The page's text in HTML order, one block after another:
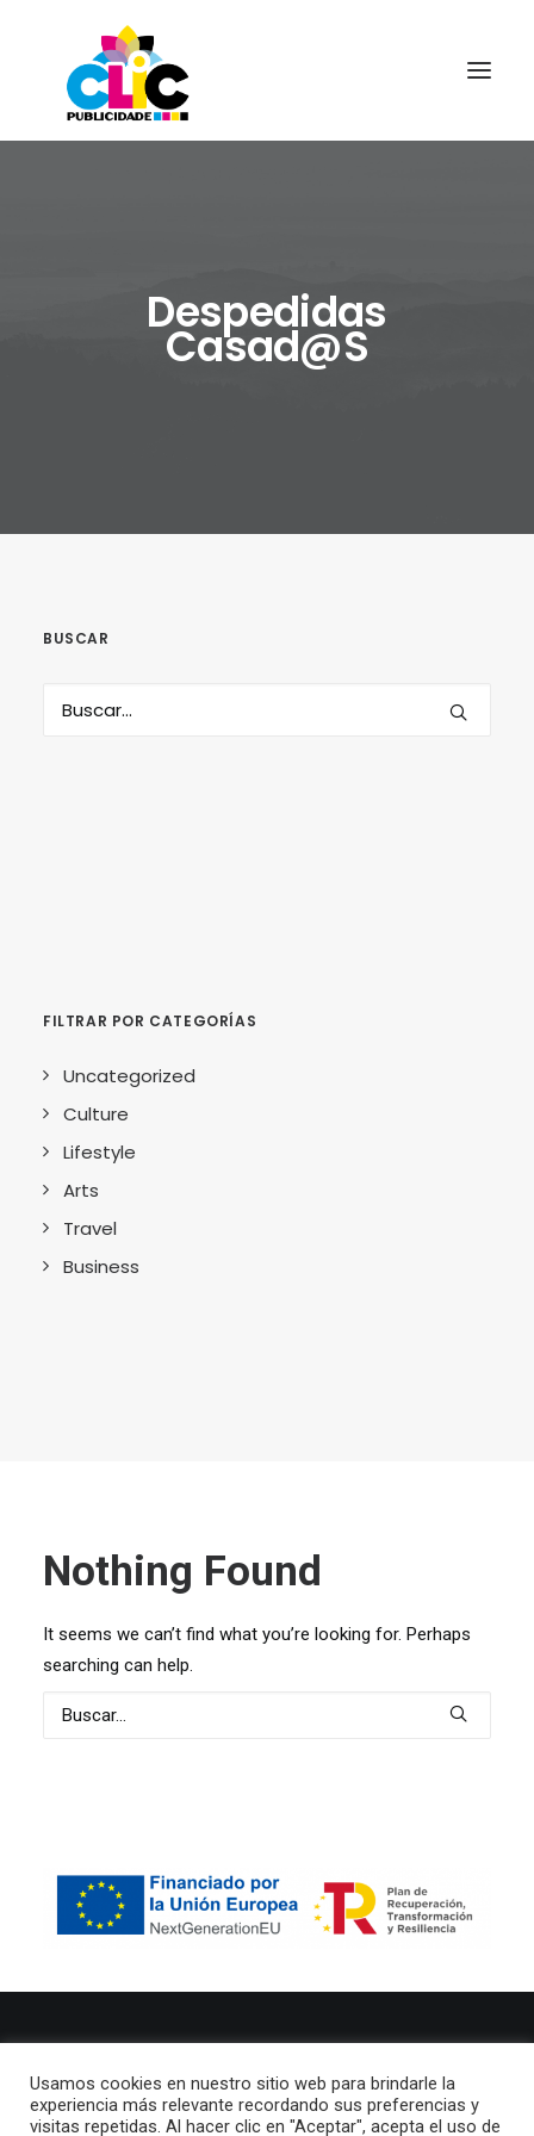
Despedidas
Casad@S
BUSCAR
FILTRAR POR CATEGORÍAS
Uncategorized
Culture
Lifestyle
Arts
Travel
Business
Nothing Found
It seems we can’t find what you’re looking for. Perhaps
searching can help.
© 2021 Clic Publicidade Todos los derechos reservados
Aviso legal–Política de privacidad
Usamos cookies en nuestro sitio web para brindarle la
experiencia más relevante recordando sus preferencias y
visitas repetidas. Al hacer clic en "Aceptar", acepta el uso de